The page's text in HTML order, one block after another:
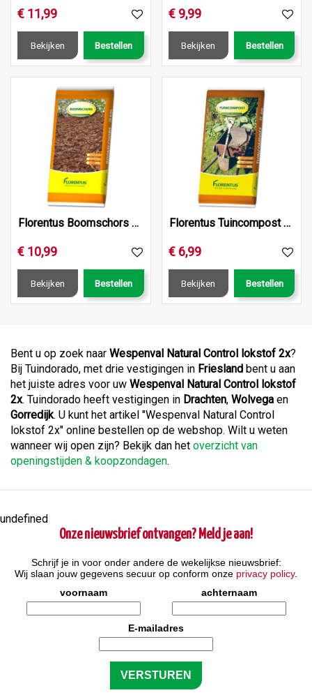
€ 11,99
Bekijken Bestellen
€ 9,99
Bekijken Bestellen
Florentus Boomschors 50L
€ 10,99
Bekijken Bestellen
Florentus Tuincompost 40L
€ 6,99
Bekijken Bestellen
Bent u op zoek naar Wespenval Natural Control lokstof 2x?
Bij Tuindorado, met drie vestigingen in Friesland bent u aan
het juiste adres voor uw Wespenval Natural Control lokstof
2x. Tuindorado heeft vestigingen in Drachten, Wolvega en
Gorredijk. U kunt het artikel "Wespenval Natural Control
lokstof 2x" online bestellen op de webshop. Wilt u weten
wanneer wij open zijn? Bekijk dan het overzicht van
openingstijden & koopzondagen.
undefined
Onze nieuwsbrief ontvangen? Meld je aan!
Schrijf je in voor onder andere de wekelijkse nieuwsbrief:
Wij slaan jouw gegevens secuur op conform onze privacy policy.
voornaam
achternaam
E-mailadres